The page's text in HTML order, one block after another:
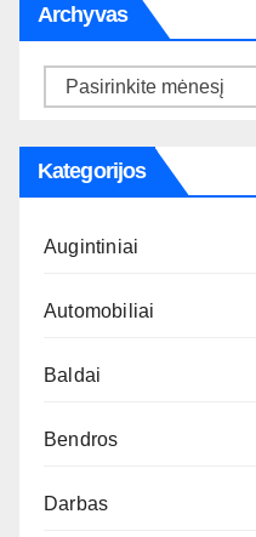
Archyvas
Archyvas
Kategorijos
Augintiniai
Automobiliai
Baldai
Bendros
Darbas